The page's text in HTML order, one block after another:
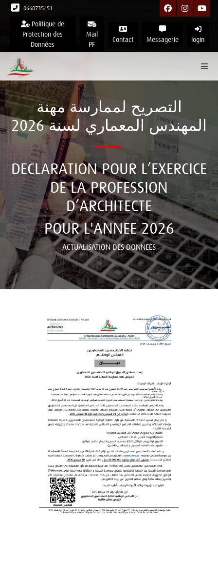
0660735451
Politique de
Protection des
Données
Mail
PF
Contact Messagerie login
التصريح لممارسة مهنة
المهندس المعماري لسنة 2026
DECLARATION POUR L’EXERCICE
DE LA PROFESSION
D’ARCHITECTE
POUR L'ANNEE 2026
ACTUALISATION DES DONNEES